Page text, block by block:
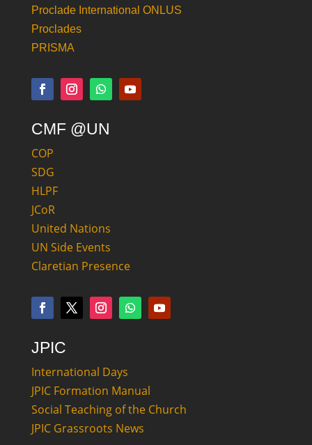
Proclade International ONLUS
Proclades
PRISMA
CMF @UN
COP
SDG
HLPF
JCoR
United Nations
UN Side Events
Claretian Presence
JPIC
International Days
JPIC Formation Manual
Social Teaching of the Church
JPIC Grassroots News